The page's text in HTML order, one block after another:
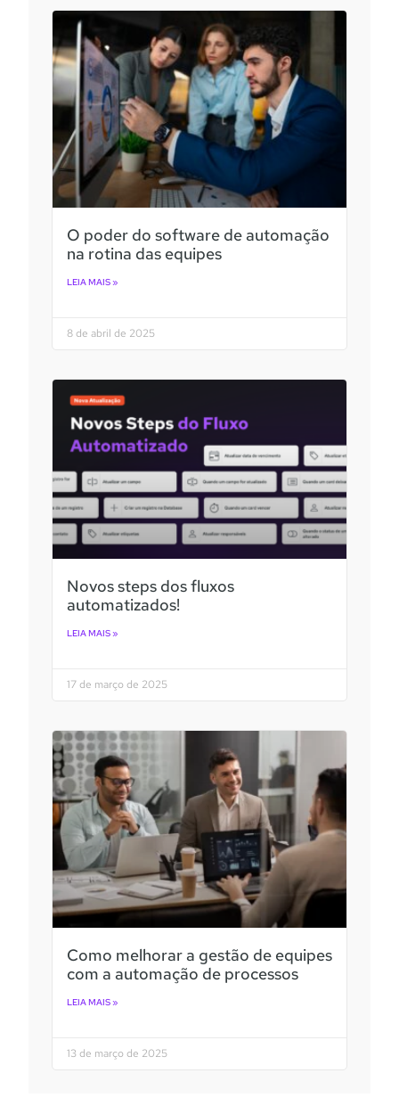
O poder do software de automação
na rotina das equipes
LEIA MAIS »
8 de abril de 2025
Novos steps dos fluxos
automatizados!
LEIA MAIS »
17 de março de 2025
Como melhorar a gestão de equipes
com a automação de processos
LEIA MAIS »
13 de março de 2025